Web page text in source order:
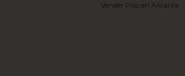
Vender Piso en Alicante